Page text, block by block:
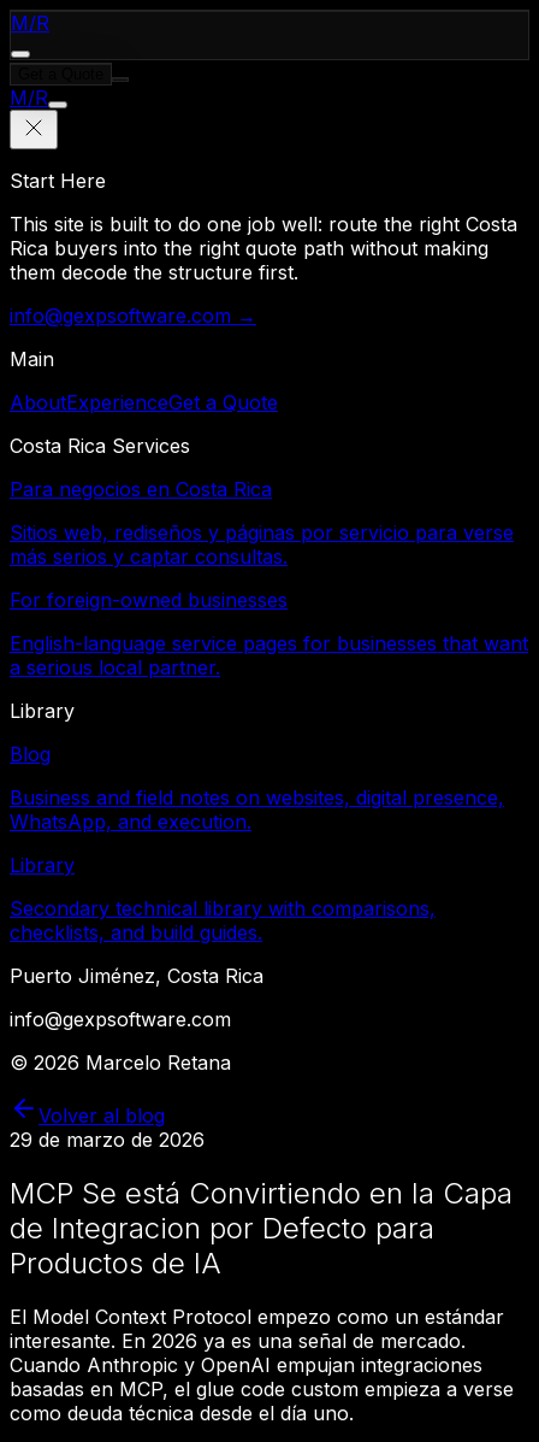
M/R
M/R
Start Here
This site is built to do one job well: route the right Costa
Rica buyers into the right quote path without making
them decode the structure first.
info@gexpsoftware.com →
Main
AboutExperienceGet a Quote
Costa Rica Services
Para negocios en Costa Rica
Sitios web, rediseños y páginas por servicio para verse
más serios y captar consultas.
For foreign-owned businesses
English-language service pages for businesses that want
a serious local partner.
Library
Blog
Business and field notes on websites, digital presence,
WhatsApp, and execution.
Library
Secondary technical library with comparisons,
checklists, and build guides.
Puerto Jiménez, Costa Rica
info@gexpsoftware.com
© 2026 Marcelo Retana
Volver al blog
29 de marzo de 2026
MCP Se está Convirtiendo en la Capa
de Integracion por Defecto para
Productos de IA
El Model Context Protocol empezo como un estándar
interesante. En 2026 ya es una señal de mercado.
Cuando Anthropic y OpenAI empujan integraciones
basadas en MCP, el glue code custom empieza a verse
como deuda técnica desde el día uno.